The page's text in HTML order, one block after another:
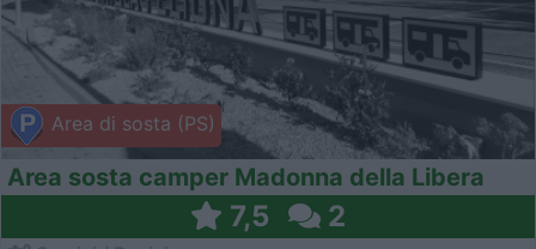
Area di sosta (PS)
Area sosta camper Madonna della Libera
7,5 2